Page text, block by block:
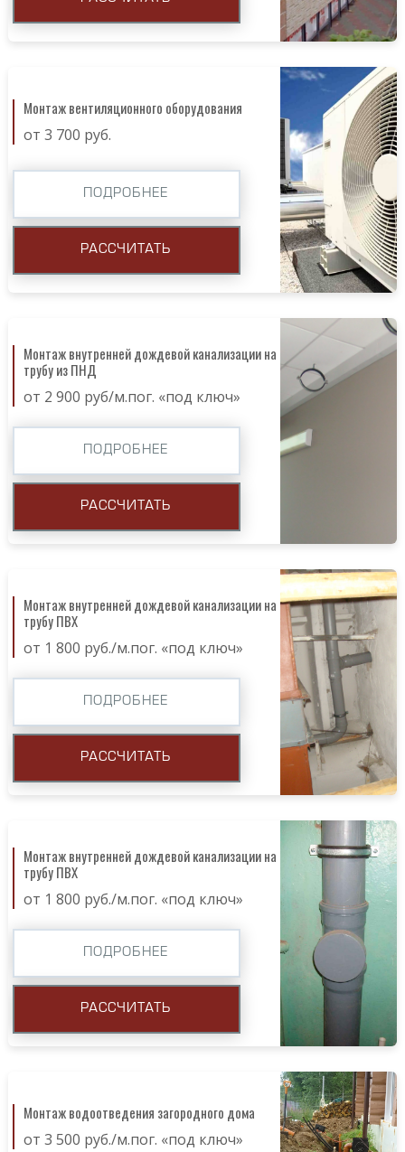
Монтаж вентиляционного оборудования
от 3 700 руб.
ПОДРОБНЕЕ
РАССЧИТАТЬ
Монтаж внутренней дождевой канализации на
трубу из ПНД
от 2 900 руб/м.пог. «под ключ»
ПОДРОБНЕЕ
РАССЧИТАТЬ
Монтаж внутренней дождевой канализации на
трубу ПВХ
от 1 800 руб./м.пог. «под ключ»
ПОДРОБНЕЕ
РАССЧИТАТЬ
Монтаж внутренней дождевой канализации на
трубу ПВХ
от 1 800 руб./м.пог. «под ключ»
ПОДРОБНЕЕ
РАССЧИТАТЬ
Монтаж водоотведения загородного дома
от 3 500 руб./м.пог. «под ключ»